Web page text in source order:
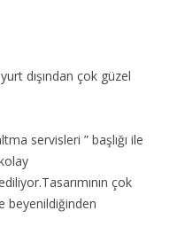
dışından çok güzel
servisleri ” başlığı ile
çok
beyenildiğinden